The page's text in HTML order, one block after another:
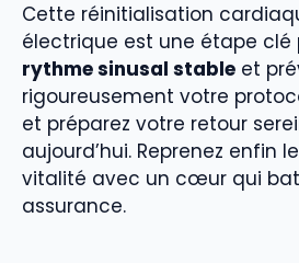
Cette réinitialisation
électrique est une étape clé
rythme sinusal stable et
rigoureusement votre
et préparez votre retour
aujourd’hui. Reprenez enfin
vitalité avec un cœur qui
assurance.